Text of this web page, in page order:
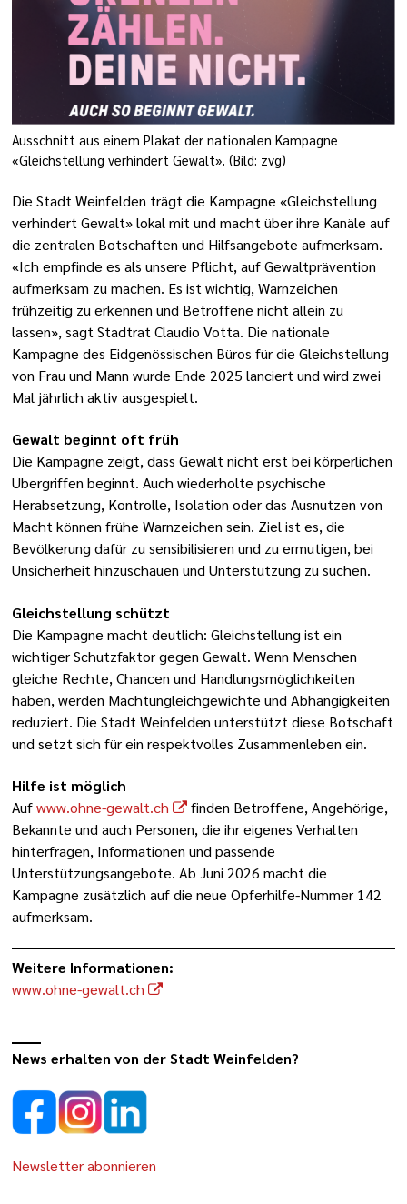
Ausschnitt aus einem Plakat der nationalen Kampagne
«Gleichstellung verhindert Gewalt». (Bild: zvg)
Die Stadt Weinfelden trägt die Kampagne «Gleichstellung
verhindert Gewalt» lokal mit und macht über ihre Kanäle auf
die zentralen Botschaften und Hilfsangebote aufmerksam.
«Ich empfinde es als unsere Pflicht, auf Gewaltprävention
aufmerksam zu machen. Es ist wichtig, Warnzeichen
frühzeitig zu erkennen und Betroffene nicht allein zu
lassen», sagt Stadtrat Claudio Votta. Die nationale
Kampagne des Eidgenössischen Büros für die Gleichstellung
von Frau und Mann wurde Ende 2025 lanciert und wird zwei
Mal jährlich aktiv ausgespielt.
Gewalt beginnt oft früh
Die Kampagne zeigt, dass Gewalt nicht erst bei körperlichen
Übergriffen beginnt. Auch wiederholte psychische
Herabsetzung, Kontrolle, Isolation oder das Ausnutzen von
Macht können frühe Warnzeichen sein. Ziel ist es, die
Bevölkerung dafür zu sensibilisieren und zu ermutigen, bei
Unsicherheit hinzuschauen und Unterstützung zu suchen.
Gleichstellung schützt
Die Kampagne macht deutlich: Gleichstellung ist ein
wichtiger Schutzfaktor gegen Gewalt. Wenn Menschen
gleiche Rechte, Chancen und Handlungsmöglichkeiten
haben, werden Machtungleichgewichte und Abhängigkeiten
reduziert. Die Stadt Weinfelden unterstützt diese Botschaft
und setzt sich für ein respektvolles Zusammenleben ein.
Hilfe ist möglich
Aufwww.ohne-gewalt.ch
finden Betroffene, Angehörige,
Bekannte und auch Personen, die ihr eigenes Verhalten
hinterfragen, Informationen und passende
Unterstützungsangebote. Ab Juni 2026 macht die
Kampagne zusätzlich auf die neue Opferhilfe-Nummer 142
aufmerksam.
Weitere Informationen:
www.ohne-gewalt.ch
News erhalten von der Stadt Weinfelden?
Newsletter abonnieren